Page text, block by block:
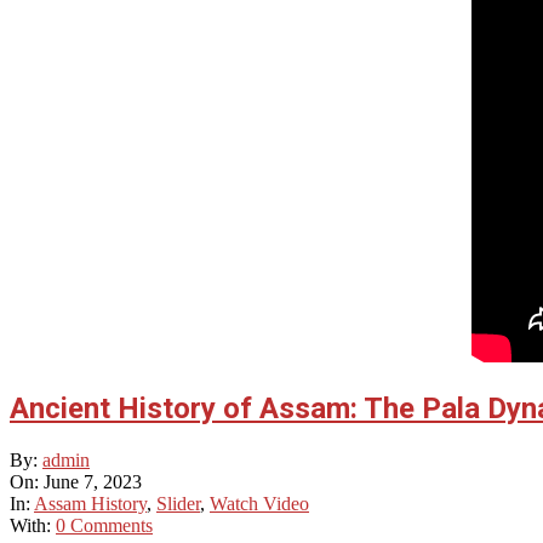
Ancient History of Assam: The Pala
2023-
06-
07
By: admin
On: June 7, 2023
In: Assam History, Slider, Watch Video
With: 0 Comments